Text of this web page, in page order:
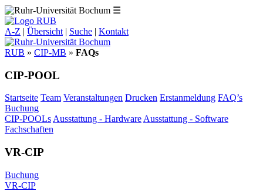
☰
A-Z | Übersicht | Suche | Kontakt
RUB » CIP-MB » FAQs
CIP-POOL
Startseite Team Veranstaltungen Drucken Erstanmeldung FAQ’s
Buchung
CIP-POOLsAusstattung - HardwareAusstattung - Software
Fachschaften
VR-CIP
Buchung
VR-CIP